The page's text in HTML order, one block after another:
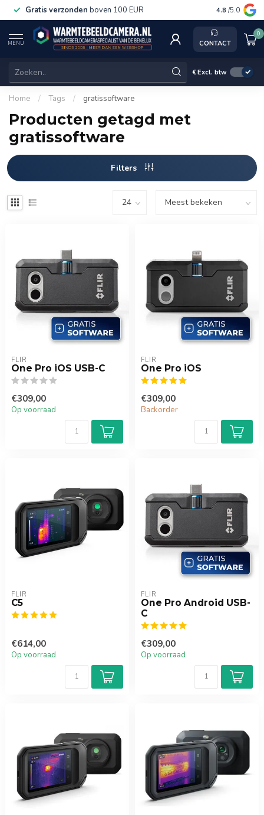
Gratis verzonden boven 100 EUR Service,
4.8 /5.0
MENU CONTACT
0
€Excl. btw
Home / Tags / gratissoftware
Producten getagd met
gratissoftware
Filters
FLIR
One Pro iOS USB-C
€309,00
Op voorraad
FLIR
One Pro iOS
€309,00
Backorder
FLIR
C5
€614,00
Op voorraad
FLIR
One Pro Android USB-
C
€309,00
Op voorraad